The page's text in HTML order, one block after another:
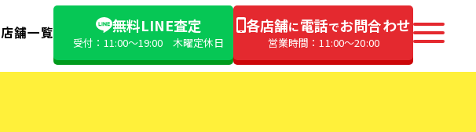
店舗一覧 無料LINE査定
受付：11:00〜19:00 木曜定休日
各店舗に電話でお問合わせ
営業時間：11:00〜20:00